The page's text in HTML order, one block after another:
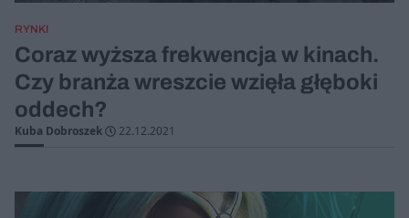
RYNKI
Coraz wyższa frekwencja w kinach.
Czy branża wreszcie wzięła głęboki
oddech?
Kuba Dobroszek 22.12.2021